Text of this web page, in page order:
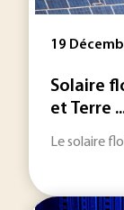
19
Solaire
et Terre
Le solaire